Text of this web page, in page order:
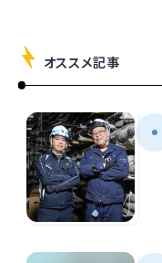
オススメ記事